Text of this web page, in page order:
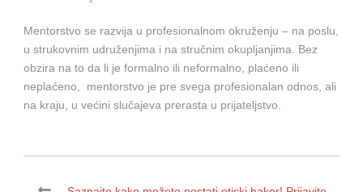
Mentorstvo se razvija u profesionalnom okruženju – na poslu,
u strukovnim udruženjima i na stručnim okupljanjima. Bez
obzira na to da li je formalno ili neformalno, plaćeno ili
neplaćeno, mentorstvo je pre svega profesionalan odnos, ali
na kraju, u većini slučajeva prerasta u prijateljstvo.